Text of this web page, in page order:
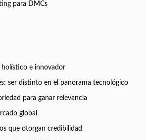
para DMCs
holístico e innovador
ser distinto en el panorama tecnológico
para ganar relevancia
global
que otorgan credibilidad